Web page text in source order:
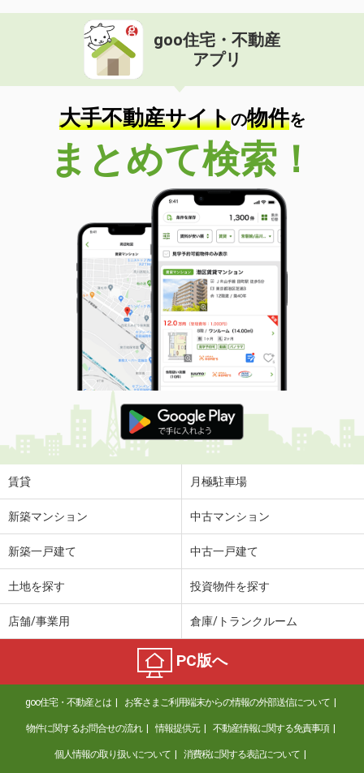
goo住宅・不動産
アプリ
大手不動産サイトの物件を
まとめて検索！
賃貸 月極駐車場
新築マンション 中古マンション
新築一戸建て 中古一戸建て
土地を探す 投資物件を探す
店舗/事業用 倉庫/トランクルーム
PC版へ
goo住宅・不動産とは お客さまご利用端末からの情報の外部送信について
物件に関するお問合せの流れ 情報提供元 不動産情報に関する免責事項
個人情報の取り扱いについて 消費税に関する表記について